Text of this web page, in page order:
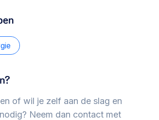
of wil je zelf aan de slag en
Neem dan contact met